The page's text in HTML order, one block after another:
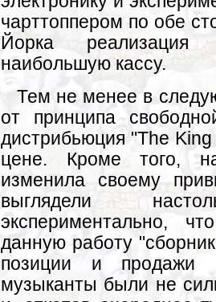
чарттоппером по обе
Йорка
наибольшую кассу.
Тем не менее в
от принципа
дистрибьюция "The
цене. Кроме того,
изменила своему
выглядели
экспериментально,
данную работу
позиции и продажи
музыканты были не